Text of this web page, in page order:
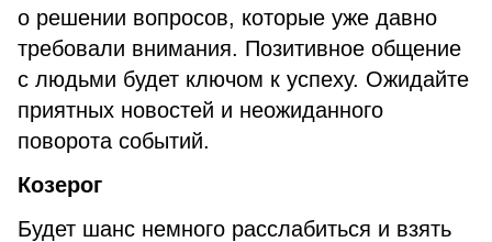
о решении вопросов, которые уже давно
требовали внимания. Позитивное общение
с людьми будет ключом к успеху. Ожидайте
приятных новостей и неожиданного
поворота событий.
Козерог
Будет шанс немного расслабиться и взять